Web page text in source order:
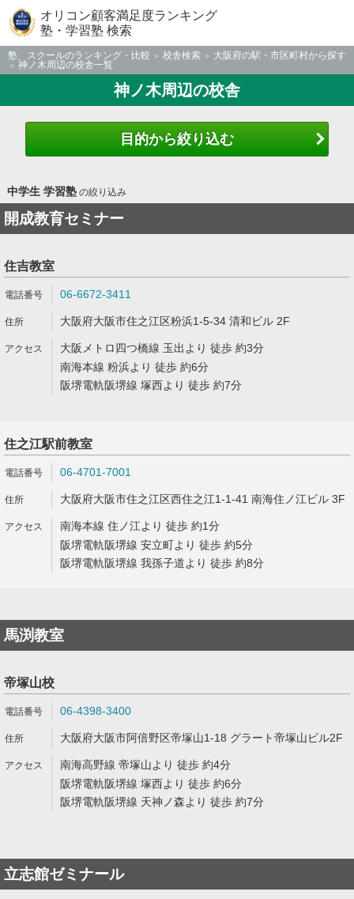
オリコン顧客満足度ランキング
塾・学習塾 検索
塾、スクールのランキング・比較 校舎検索
大阪府の駅・市区町村から探す
神ノ木周辺の校舎一覧
神ノ木周辺の校舎
目的から絞り込む
中学生 学習塾の絞り込み
開成教育セミナー
住吉教室
06-6672-3411
大阪府大阪市住之江区粉浜1-5-34 清和ビル 2F
大阪メトロ四つ橋線 玉出より 徒歩 約3分
南海本線 粉浜より 徒歩 約6分
阪堺電軌阪堺線 塚西より 徒歩 約7分
住之江駅前教室
06-4701-7001
大阪府大阪市住之江区西住之江1-1-41 南海住ノ江ビル 3F
南海本線 住ノ江より 徒歩 約1分
阪堺電軌阪堺線 安立町より 徒歩 約5分
阪堺電軌阪堺線 我孫子道より 徒歩 約8分
馬渕教室
帝塚山校
06-4398-3400
大阪府大阪市阿倍野区帝塚山1-18 グラート帝塚山ビル2F
南海高野線 帝塚山より 徒歩 約4分
阪堺電軌阪堺線 塚西より 徒歩 約6分
阪堺電軌阪堺線 天神ノ森より 徒歩 約7分
立志館ゼミナール